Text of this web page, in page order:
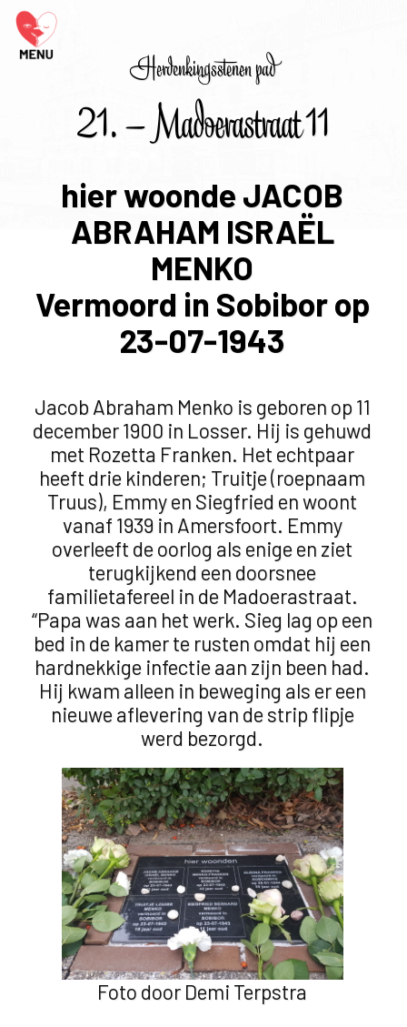
Herdenkingsstenen pad
21. – Madoerastraat 11
hier woonde JACOB
ABRAHAM ISRAËL
MENKO
Vermoord in Sobibor op
23-07-1943
Jacob Abraham Menko is geboren op 11
december 1900 in Losser. Hij is gehuwd
met Rozetta Franken. Het echtpaar
heeft drie kinderen; Truitje (roepnaam
Truus), Emmy en Siegfried en woont
vanaf 1939 in Amersfoort. Emmy
overleeft de oorlog als enige en ziet
terugkijkend een doorsnee
familietafereel in de Madoerastraat.
“Papa was aan het werk. Sieg lag op een
bed in de kamer te rusten omdat hij een
hardnekkige infectie aan zijn been had.
Hij kwam alleen in beweging als er een
nieuwe aflevering van de strip flipje
werd bezorgd.
Foto door Demi Terpstra